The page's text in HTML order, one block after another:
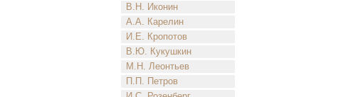
В.Н. Иконин
А.А. Карелин
И.Е. Кропотов
В.Ю. Кукушкин
М.Н. Леонтьев
П.П. Петров